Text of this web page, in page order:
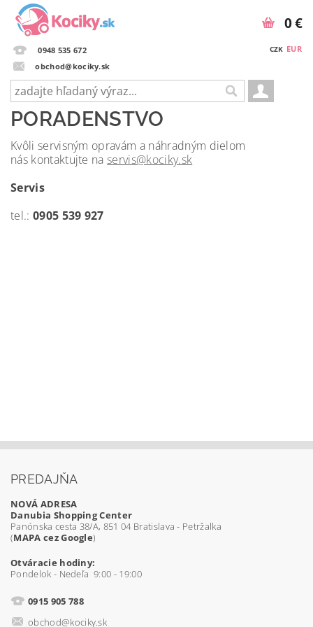
0948 535 672
obchod@kociky.sk
CZK EUR
0 €
PORADENSTVO
Kvôli servisným opravám a náhradným dielom
nás kontaktujte naservis@kociky.sk
Servis
tel.: 0905 539 927
PREDAJŇA
NOVÁ ADRESA
Danubia Shopping Center
Panónska cesta 38/A, 851 04 Bratislava - Petržalka
(MAPA cez Google)
Otváracie hodiny:
Pondelok - Nedeľa 9:00 - 19:00
0915 905 788
obchod@kociky.sk